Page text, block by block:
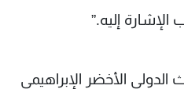
إليه.”
الأخضر الإبراهيمي